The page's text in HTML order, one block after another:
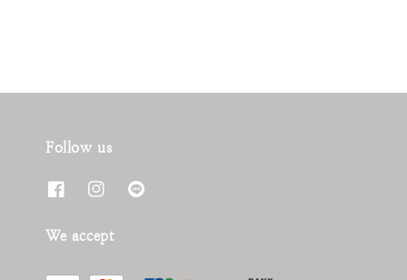
Follow us
We accept